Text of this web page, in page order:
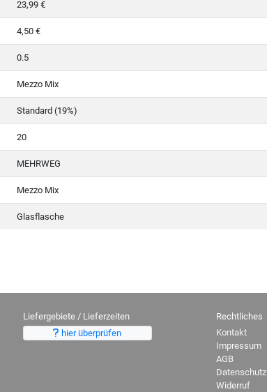
23,99 €
4,50 €
0.5
Mezzo Mix
Standard (19%)
20
MEHRWEG
Mezzo Mix
Glasflasche
Liefergebiete / Lieferzeiten
hier überprüfen
Rechtliches
Kontakt
Impressum
AGB
Datenschutz
Widerruf